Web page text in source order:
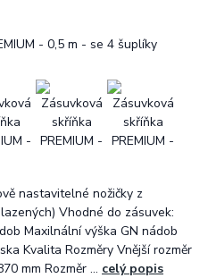
nastavitelné nožičky z
Vhodné do zásuvek:
Maxilnální výška GN nádob
Kvalita Rozměry Vnější rozměr
mm Rozměr ... celý popis